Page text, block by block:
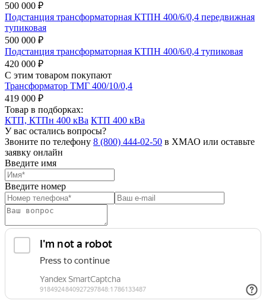
500 000 ₽
Подстанция трансформаторная КТПН 400/6/0,4 передвижная
тупиковая
500 000 ₽
Подстанция трансформаторная КТПН 400/6/0,4 тупиковая
420 000 ₽
С этим товаром покупают
Трансформатор ТМГ 400/10/0,4
419 000 ₽
Товар в подборках:
КТП, КТПн 400 кВа КТП 400 кВа
У вас остались вопросы?
Звоните по телефону 8 (800) 444-02-50 в ХМАО или оставьте
заявку онлайн
Введите имя
Введите номер